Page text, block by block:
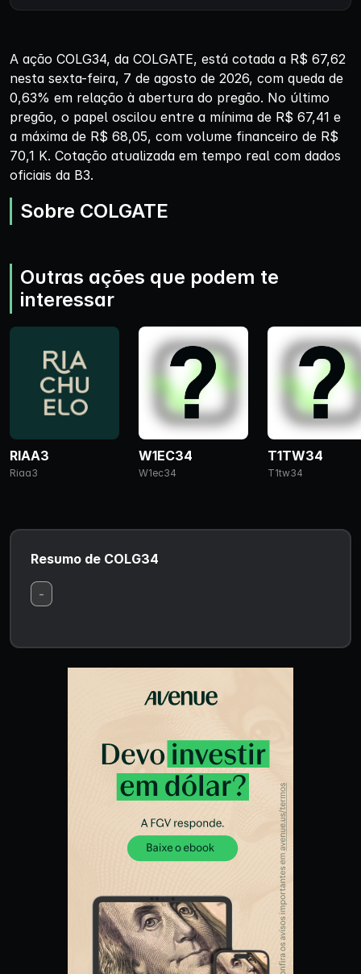
A ação COLG34, da COLGATE, está cotada a R$ 67,62
nesta sexta-feira, 7 de agosto de 2026, com queda de
0,63% em relação à abertura do pregão. No último
pregão, o papel oscilou entre a mínima de R$ 67,41 e
a máxima de R$ 68,05, com volume financeiro de R$
70,1 K. Cotação atualizada em tempo real com dados
oficiais da B3.
Sobre COLGATE
Outras ações que podem te
interessar
RIAA3
Riaa3
W1EC34
W1ec34
T1TW34
T1tw34
Resumo de COLG34
-